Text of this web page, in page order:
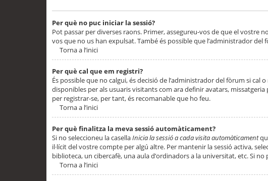
Per què no puc iniciar la sessió?
Pot passar per diverses raons. Primer, assegureu-vos de que el vostre
vos que no us han expulsat. També és possible que l’administrador
Torna a l’inici
Per què cal que em registri?
És possible que no calgui, és decisió de l’administrador del fòrum si
disponibles per als usuaris visitants com ara definir avatars,
per registrar-se, per tant, és recomanable que ho feu.
Torna a l’inici
Per què finalitza la meva sessió automàticament?
Si no seleccioneu la casellaInicia la sessió a cada visita automàticament
il·lícit del vostre compte per algú altre. Per mantenir la sessió activa,
biblioteca, un cibercafè, una aula d’ordinadors a la universitat, etc. Si
Torna a l’inici